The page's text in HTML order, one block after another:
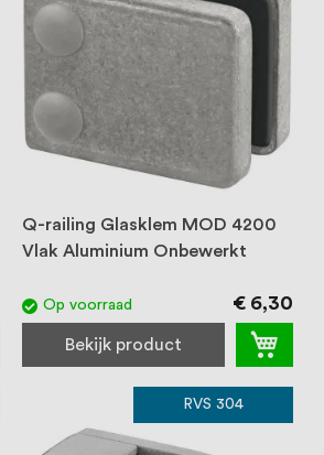
Q-railing Glasklem MOD 4200
Vlak Aluminium Onbewerkt
Op voorraad € 6,30
Bekijk product
RVS 304